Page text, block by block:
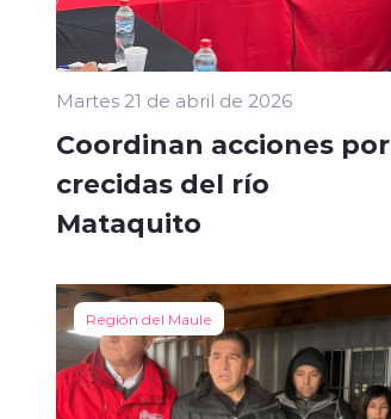
Martes 21 de abril de 2026
Coordinan acciones por
crecidas del río
Mataquito
Región del Maule